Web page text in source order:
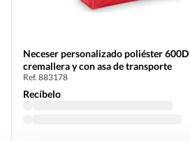
Neceser personalizado poliéster 600D
cremallera y con asa de transporte
Ref. 883178
Recíbelo